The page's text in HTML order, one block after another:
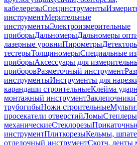
кабелерезыСпецинструменты
инструментМерительные
инструментыЭлектроизмерительные
приборыДальномерыДальномеры
лазерные уровниПирометры
тестерыТолщиномерыСпециальные
приборыАксессуары для
приборовРазметочный инструмент
инструментыИнструменты для
карандаши строительныеКлейма
монтажный инструментЗаклепочники
трубогибыНожи строительные
просекатели отверстийЛомыСтеплеры
механическиеСтеклорезы
инструментПлиткорезыКельмы,
отделочный инструментСкотч, ленты